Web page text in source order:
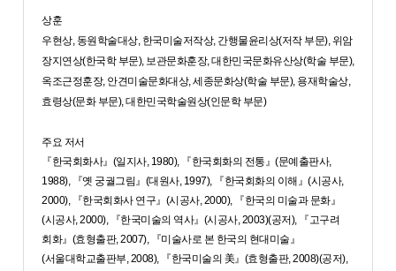
상훈
우현상, 동원학술대상, 한국미술저작상, 간행물윤리상(저작 부문), 위암
장지연상(한국학 부문), 보관문화훈장, 대한민국문화유산상(학술 부문),
옥조근정훈장, 안견미술문화대상, 세종문화상(학술 부문), 용재학술상,
효령상(문화 부문), 대한민국학술원상(인문학 부문)
주요 저서
『한국회화사』(일지사, 1980), 『한국회화의 전통』(문예출판사,
1988), 『옛 궁궐그림』(대원사, 1997), 『한국회화의 이해』(시공사,
2000), 『한국회화사 연구』(시공사, 2000), 『한국의 미술과 문화』
(시공사, 2000), 『한국미술의 역사』(시공사, 2003)(공저), 『고구려
회화』(효형출판, 2007), 『미술사로 본 한국의 현대미술』
(서울대학교출판부, 2008), 『한국미술의 美』(효형출판, 2008)(공저),